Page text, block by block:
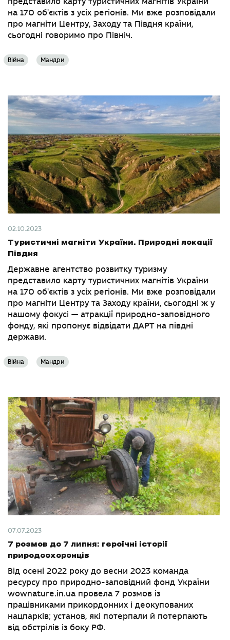
на 170 об'єктів з усіх регіонів. Ми вже розповідали
про магніти Центру, Заходу та Півдня країни,
сьогодні говоримо про Північ.
Війна Мандри
02.10.2023
Туристичні магніти України. Природні локації
Півдня
Державне агентство розвитку туризму
представило карту туристичних магнітів України
на 170 об'єктів з усіх регіонів. Ми вже розповідали
про магніти Центру та Заходу країни, сьогодні ж у
нашому фокусі — атракції природно-заповідного
фонду, які пропонує відвідати ДАРТ на півдні
держави.
Війна Мандри
07.07.2023
7 розмов до 7 липня: героїчні історії
природоохоронців
Від осені 2022 року до весни 2023 команда
ресурсу про природно-заповідний фонд України
wownature.in.ua провела 7 розмов із
працівниками прикордонних і деокупованих
нацпарків; установ, які потерпали й потерпають
від обстрілів із боку РФ.